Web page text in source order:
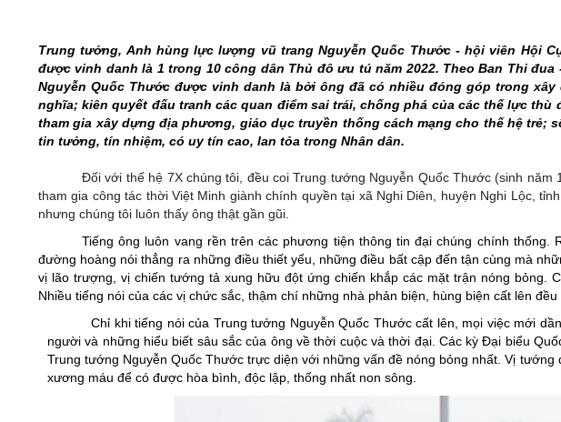
CHÀO MỪNG KỶ NIỆM 75 NĂM NGÀY
TRUYỀN THỐNG LỰC LƯỢNG VŨ TRANG
QUÂN KHU 4 (15/10/1945 - 15/10/2020)
Trung tướng, Anh hùng lực lượng vũ trang Nguyễn Quốc Thước - hội viên Hội
được vinh danh là 1 trong 10 công dân Thủ đô ưu tú năm 2022. Theo Ban Thi
Nguyễn Quốc Thước được vinh danh là bởi ông đã có nhiều đóng góp trong
nghĩa; kiên quyết đấu tranh các quan điểm sai trái, chống phá của các thế lực
tham gia xây dựng địa phương, giáo dục truyền thống cách mạng cho thế hệ trẻ;
tin tưởng, tín nhiệm, có uy tín cao, lan tỏa trong Nhân dân.
Đối với thế hệ 7X chúng tôi, đều coi Trung tướng Nguyễn Quốc Thước (sinh
tham gia công tác thời Việt Minh giành chính quyền tại xã Nghi Diên, huyện Nghi Lộc,
nhưng chúng tôi luôn thấy ông thật gần gũi.
Tiếng ông luôn vang rền trên các phương tiện thông tin đại chúng chính
đường hoàng nói thẳng ra những điều thiết yếu, những điều bất cập đến tận cùng mà
vị lão trượng, vị chiến tướng tả xung hữu đột ứng chiến khắp các mặt trận nóng bỏng.
Nhiều tiếng nói của các vị chức sắc, thậm chí những nhà phản biện, hùng biện cất lên
Chỉ khi tiếng nói của Trung tướng Nguyễn Quốc Thước cất lên, mọi việc mới
người và những hiểu biết sâu sắc của ông về thời cuộc và thời đại. Các kỳ Đại biểu
Trung tướng Nguyễn Quốc Thước trực diện với những vấn đề nóng bỏng nhất. Vị
xương máu để có được hòa bình, độc lập, thống nhất non sông.